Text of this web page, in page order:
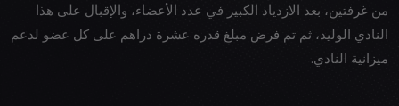
من غرفتين، بعد الازدياد الكبير في عدد الأعضاء، والإقبال على هذا
النادي الوليد، ثم تم فرض مبلغ قدره عشرة دراهم على كل عضو لدعم
ميزانية النادي.